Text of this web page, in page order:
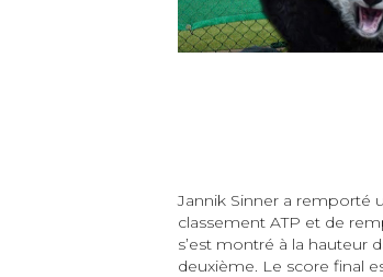
Jannik Sinner a remporté
classement ATP et de
s’est montré à la hauteur
deuxième. Le score final